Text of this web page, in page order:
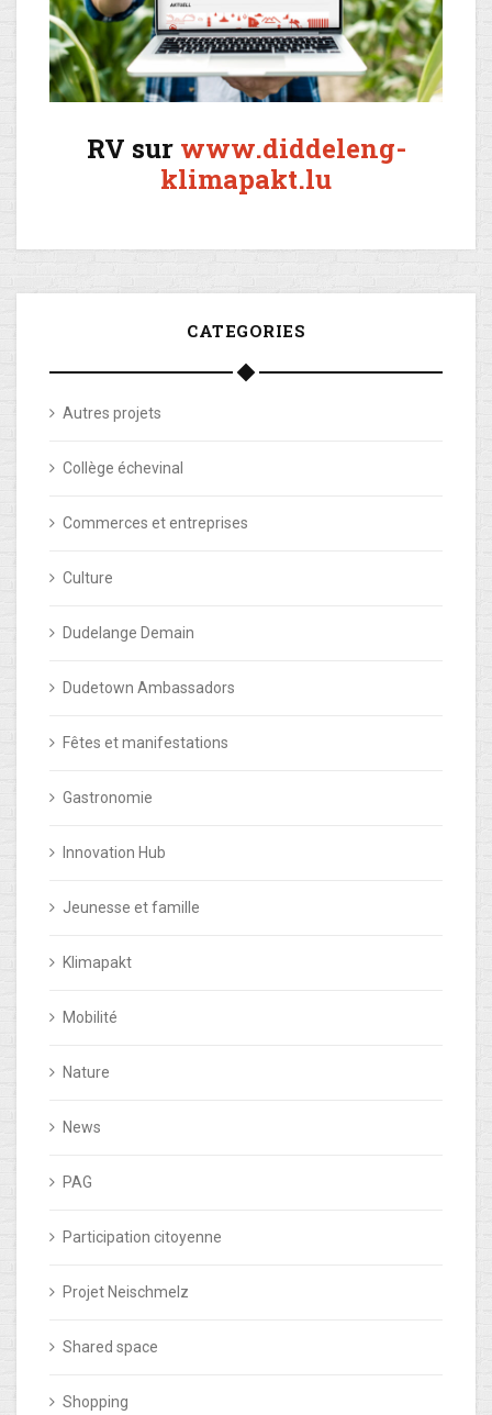
RV sur www.diddeleng-
klimapakt.lu
CATEGORIES
Autres projets
Collège échevinal
Commerces et entreprises
Culture
Dudelange Demain
Dudetown Ambassadors
Fêtes et manifestations
Gastronomie
Innovation Hub
Jeunesse et famille
Klimapakt
Mobilité
Nature
News
PAG
Participation citoyenne
Projet Neischmelz
Shared space
Shopping